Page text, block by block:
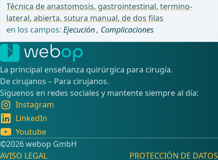
Técnica de anastomosis, gastrointestinal, termino-
lateral, abierta, sutura manual, de dos filas
en los campos:Ejecución, Complicaciones
La principal enseñanza quirúrgica para cirugía.
De cirujanos – Para cirujanos.
Síguenos en redes sociales y mantente siempre al día:
Instagram
LinkedIn
Youtube
©️2026 webop GmbH
AVISO LEGAL
PROTECCIÓN DE DATOS